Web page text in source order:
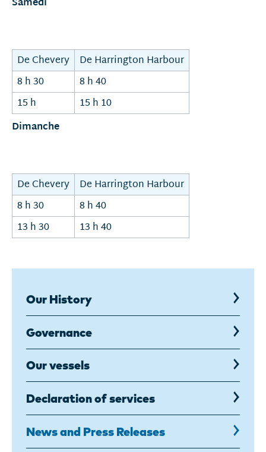
De Chevery
De Harrington Harbour
8 h 30
8 h 40
15 h
15 h 10
Dimanche
De Chevery
De Harrington Harbour
8 h 30
8 h 40
13 h 30
13 h 40
Our History
Governance
Our vessels
Declaration of services
News and Press Releases